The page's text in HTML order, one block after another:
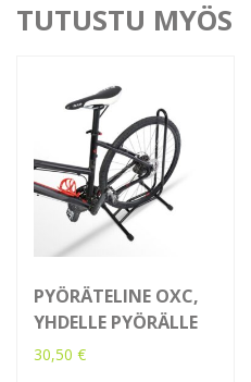
TUTUSTU MYÖS
PYÖRÄTELINE OXC,
YHDELLE PYÖRÄLLE
30,50 €